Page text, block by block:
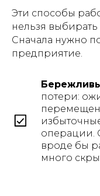
Эти способы
нельзя
Сначала нужно
предприятие.
потери:
операции.
вроде бы
много